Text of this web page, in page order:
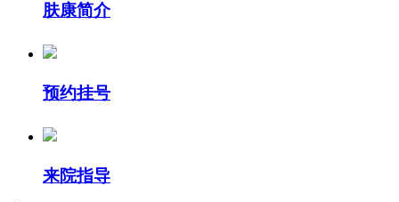
肤康简介
预约挂号
来院指导